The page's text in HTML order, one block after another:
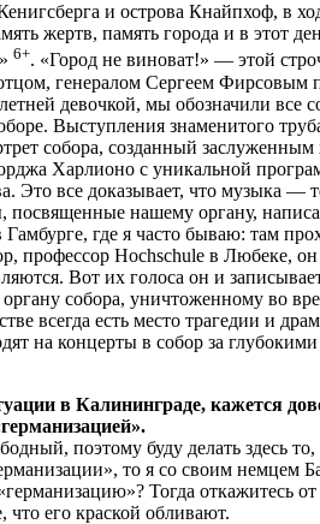
и острова Кнайпхоф, в
жертв, память города и в этот
6+. «Город не виноват!» — этой
генералом Сергеем Фирсовым
девочкой, мы обозначили все
Выступления знаменитого
собора, созданный
Харлионо с уникальной
все доказывает, что музыка —
нашему органу,
где я часто бываю: там
профессор Hochschule в Любеке, он
Вот их голоса он и
собора, уничтоженному во
всегда есть место трагедии и
на концерты в собор за
в Калининграде, кажется
поэтому буду делать здесь то,
то я со своим немцем
Тогда откажитесь
что его краской обливают.